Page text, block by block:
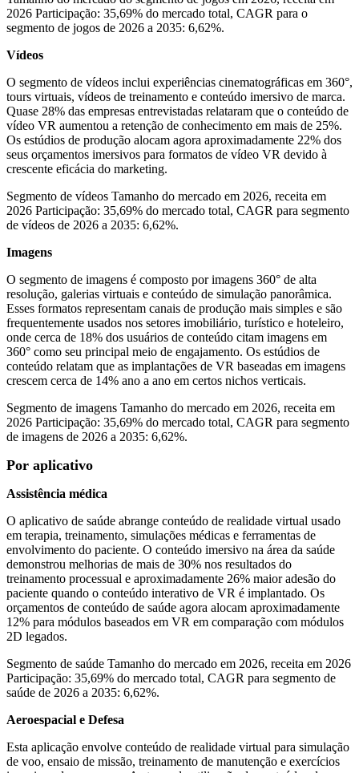
2026 Participação: 35,69% do mercado total, CAGR para o
segmento de jogos de 2026 a 2035: 6,62%.
Vídeos
O segmento de vídeos inclui experiências cinematográficas em 360°,
tours virtuais, vídeos de treinamento e conteúdo imersivo de marca.
Quase 28% das empresas entrevistadas relataram que o conteúdo de
vídeo VR aumentou a retenção de conhecimento em mais de 25%.
Os estúdios de produção alocam agora aproximadamente 22% dos
seus orçamentos imersivos para formatos de vídeo VR devido à
crescente eficácia do marketing.
Segmento de vídeos Tamanho do mercado em 2026, receita em
2026 Participação: 35,69% do mercado total, CAGR para segmento
de vídeos de 2026 a 2035: 6,62%.
Imagens
O segmento de imagens é composto por imagens 360° de alta
resolução, galerias virtuais e conteúdo de simulação panorâmica.
Esses formatos representam canais de produção mais simples e são
frequentemente usados ​​nos setores imobiliário, turístico e hoteleiro,
onde cerca de 18% dos usuários de conteúdo citam imagens em
360° como seu principal meio de engajamento. Os estúdios de
conteúdo relatam que as implantações de VR baseadas em imagens
crescem cerca de 14% ano a ano em certos nichos verticais.
Segmento de imagens Tamanho do mercado em 2026, receita em
2026 Participação: 35,69% do mercado total, CAGR para segmento
de imagens de 2026 a 2035: 6,62%.
Por aplicativo
Assistência médica
O aplicativo de saúde abrange conteúdo de realidade virtual usado
em terapia, treinamento, simulações médicas e ferramentas de
envolvimento do paciente. O conteúdo imersivo na área da saúde
demonstrou melhorias de mais de 30% nos resultados do
treinamento processual e aproximadamente 26% maior adesão do
paciente quando o conteúdo interativo de VR é implantado. Os
orçamentos de conteúdo de saúde agora alocam aproximadamente
12% para módulos baseados em VR em comparação com módulos
2D legados.
Segmento de saúde Tamanho do mercado em 2026, receita em 2026
Participação: 35,69% do mercado total, CAGR para segmento de
saúde de 2026 a 2035: 6,62%.
Aeroespacial e Defesa
Esta aplicação envolve conteúdo de realidade virtual para simulação
de voo, ensaio de missão, treinamento de manutenção e exercícios